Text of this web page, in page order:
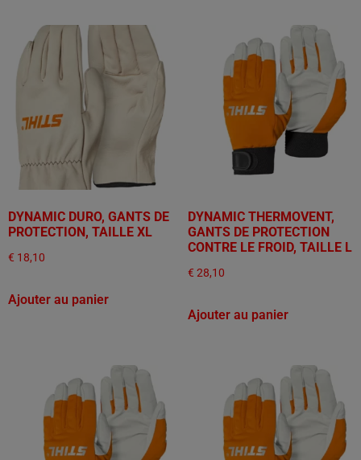
DYNAMIC DURO, GANTS DE
PROTECTION, TAILLE XL
€ 18,10
Ajouter au panier
DYNAMIC THERMOVENT,
GANTS DE PROTECTION
CONTRE LE FROID, TAILLE L
€ 28,10
Ajouter au panier